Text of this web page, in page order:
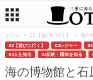
ホーム 02【遊びに行く】 海の
02【遊びに行く】 02レジャー
04人を知る
04伝統・団体を知る
海の博物館と石